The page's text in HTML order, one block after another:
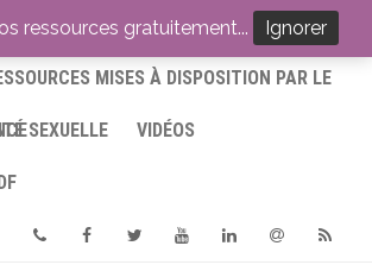
MISES À DISPOSITION PAR LE
SEXUELLE VIDÉOS
ressources gratuitement... Ignorer